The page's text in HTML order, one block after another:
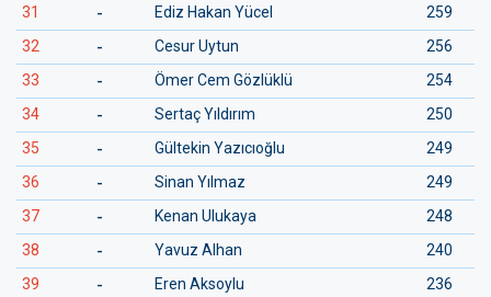
31
- Ediz Hakan Yücel
259
32
- Cesur Uytun
256
33
- Ömer Cem Gözlüklü
254
34
- Sertaç Yıldırım
250
35
- Gültekin Yazıcıoğlu
249
36
- Sinan Yılmaz
249
37
- Kenan Ulukaya
248
38
- Yavuz Alhan
240
39
- Eren Aksoylu
236